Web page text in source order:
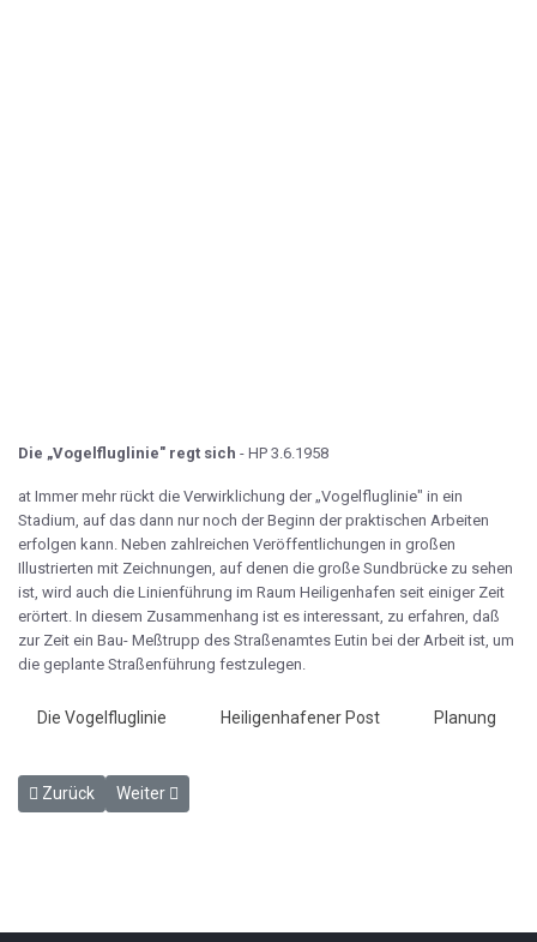
Die „Vogelfluglinie" regt sich - HP 3.6.1958
at Immer mehr rückt die Verwirklichung der „Vogelfluglinie" in ein
Stadium, auf das dann nur noch der Beginn der prak­tischen Arbeiten
erfolgen kann. Neben zahlreichen Veröffentlichungen in großen
Illustrierten mit Zeichnungen, auf denen die große Sundbrücke zu sehen
ist, wird auch die Linienführung im Raum Heili­genhafen seit einiger Zeit
erörtert. In diesem Zusammenhang ist es interessant, zu erfahren, daß
zur Zeit ein Bau- Meß­trupp des Straßenamtes Eutin bei der Arbeit ist, um
die geplante Straßen­führung festzulegen.
Die Vogelfluglinie Heiligenhafener Post Planung
Vorheriger Beitrag: Internationaler Schmuggelring gesprengt - HP
Zurück Nächster Beitrag: Der Sommerfahrplan gilt — am Kai ist
Weiter